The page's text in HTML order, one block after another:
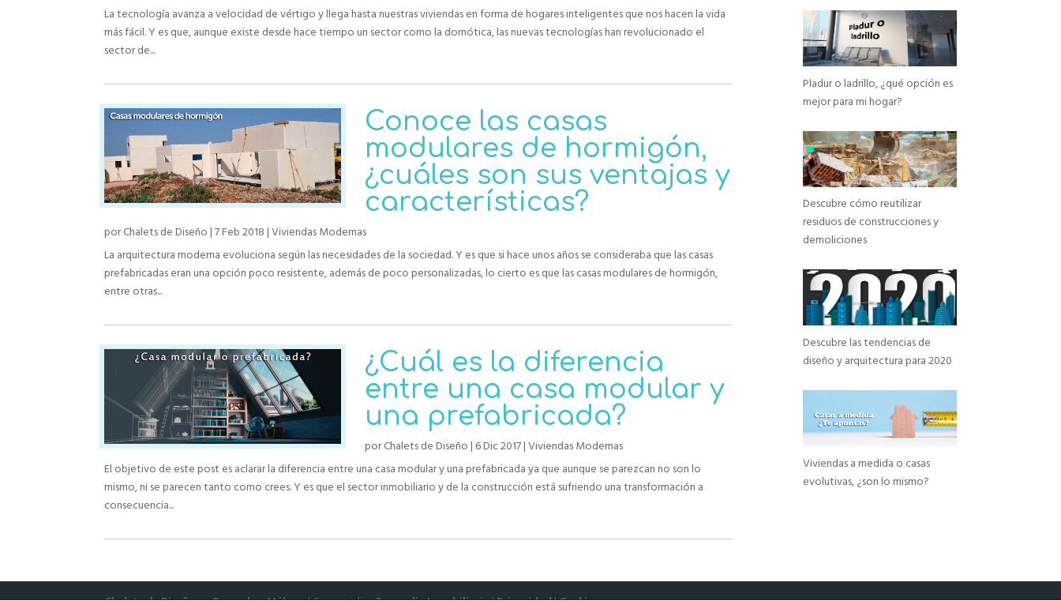
La tecnología avanza a velocidad de vértigo y llega hasta nuestras viviendas en forma de hogares inteligentes que nos hacen la vida
más fácil. Y es que, aunque existe desde hace tiempo un sector como la domótica, las nuevas tecnologías han revolucionado el
sector de...
Conoce las casas
modulares de hormigón,
¿cuáles son sus ventajas y
características?
porChalets de Diseño | 7 Feb 2018 | Viviendas Modernas
La arquitectura moderna evoluciona según las necesidades de la sociedad. Y es que si hace unos años se consideraba que las casas
prefabricadas eran una opción poco resistente, además de poco personalizadas, lo cierto es que las casas modulares de hormigón,
entre otras...
¿Cuál es la diferencia
entre una casa modular y
una prefabricada?
porChalets de Diseño | 6 Dic 2017| Viviendas Modernas
El objetivo de este post es aclarar la diferencia entre una casa modular y una prefabricada ya que aunque se parezcan no son lo
mismo, ni se parecen tanto como crees. Y es que el sector inmobiliario y de la construcción está sufriendo una transformación a
consecuencia...
Pladur o ladrillo, ¿qué opción es
mejor para mi hogar?
Descubre cómo reutilizar
residuos de construcciones y
demoliciones
Descubre las tendencias de
diseño y arquitectura para 2020
Viviendas a medida o casas
evolutivas, ¿son lo mismo?